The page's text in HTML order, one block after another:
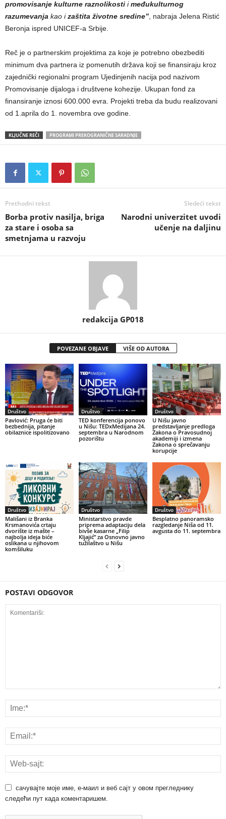
promovisanje kulturne raznolikosti imeđukulturnog
razumevanja kao izaštita životne sredine”, nabraja Jelena Ristić
Beronja ispred UNICEF-a Srbije.
Reč je o partnerskim projektima za koje je potrebno obezbediti
minimum dva partnera iz pomenutih država koji se finansiraju kroz
zajednički regionalni program Ujedinjenih nacija pod nazivom
Promovisanje dijaloga i društvene kohezije. Ukupan fond za
finansiranje iznosi 600.000 evra. Projekti treba da budu realizovani
od 1.aprila do 1. novembra ove godine.
KLJUČNE REČI PROGRAMI PREKOGRANIČNE SARADNJE
Prethodni tekst
Borba protiv nasilja, briga
za stare i osoba sa
smetnjama u razvoju
Sledeći tekst
Narodni univerzitet uvodi
učenje na daljinu
redakcija GP018
POVEZANE OBJAVE VIŠE OD AUTORA
Društvo
Pavlović: Pruga će biti
bezbednija, pitanje
obilaznice ispolitizovano
Društvo
TED konferencija ponovo
u Nišu: TEDxMedijana 24.
septembra u Narodnom
pozorištu
Društvo
U Nišu javno
predstavljanje predloga
Zakona o Pravosudnoj
akademiji i izmena
Zakona o sprečavanju
korupcije
Društvo
Mališani iz Branka
Krsmanovića crtaju
dvorište iz mašte –
najbolja ideja biće
oslikana u njihovom
komšiluku
Društvo
Ministarstvo pravde
priprema adaptaciju dela
bivše kasarne „Filip
Kljajić” za Osnovno javno
tužilaštvo u Nišu
Društvo
Besplatno panoramsko
razgledanje Niša od 11.
avgusta do 11. septembra
POSTAVI ODGOVOR
сачувајте моје име, е-маил и веб сајт у овом прегледнику
следећи пут када коментаришем.